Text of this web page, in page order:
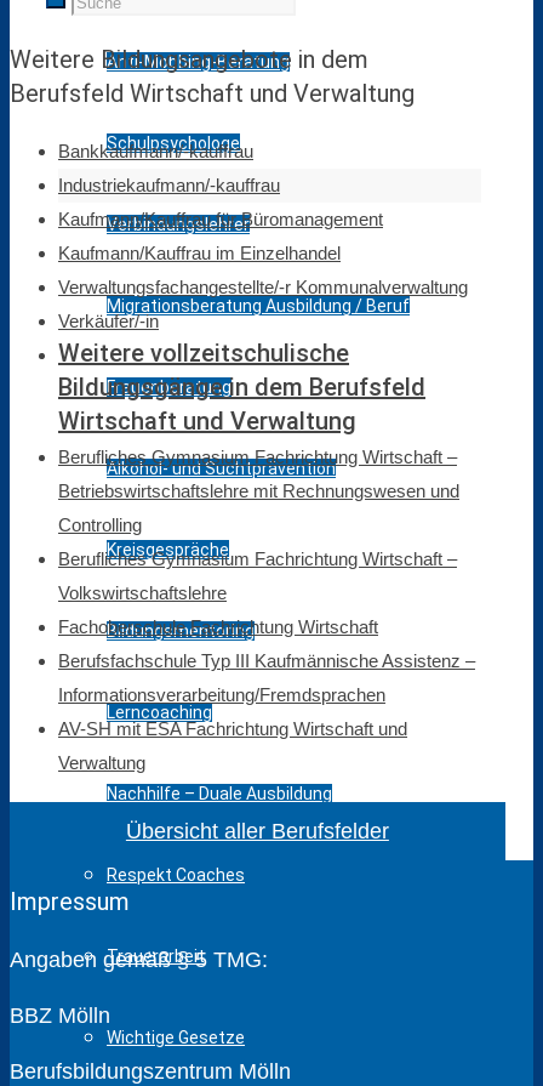
Anti-Mobbing-Beratung
Schulpsychologe
Verbindungslehrer
Migrationsberatung Ausbildung / Beruf
Frauenberatung
Alkohol- und Suchtprävention
Kreisgespräche
Bildungsmentoring
Lerncoaching
Nachhilfe – Duale Ausbildung
Respekt Coaches
Trauerarbeit
Wichtige Gesetze
Weitere Bildungs­­ange­­bote in dem
Berufsfeld Wirtschaft und Verwaltung
Bankkaufmann/-kauffrau
Industriekaufmann/-kauffrau
Kaufmann/Kauffrau für Büromanagement
Kaufmann/Kauffrau im Einzelhandel
Verwaltungsfachangestellte/-r Kommunalverwaltung
Verkäufer/-in
Weitere vollzeitschulische
Bildungsgänge in dem Berufsfeld
Wirtschaft und Verwaltung
Berufliches Gymnasium Fachrichtung Wirtschaft –
Betriebswirtschaftslehre mit Rechnungswesen und
Controlling
Berufliches Gymnasium Fachrichtung Wirtschaft –
Volkswirtschaftslehre
Fachoberschule Fachrichtung Wirtschaft
Berufsfachschule Typ III Kaufmännische Assistenz –
Informationsverarbeitung/Fremdsprachen
AV-SH mit ESA Fachrichtung Wirtschaft und
Verwaltung
Übersicht aller Berufsfelder
Impressum
Angaben gemäß § 5 TMG:
BBZ Mölln
Berufsbildungszentrum Mölln